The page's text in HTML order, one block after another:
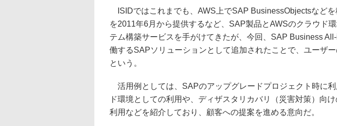
ISIDではこれまでも、AWS上でSAP BusinessObjectsなどを
を2011年6月から提供するなど、SAP製品とAWSのクラウド
テム構築サービスを手がけてきたが、今回、SAP Business
働するSAPソリューションとして追加されたことで、ユーザ
という。
活用例としては、SAPのアップグレードプロジェクト時に
ド環境としての利用や、ディザスタリカバリ（災害対策）向
利用などを紹介しており、顧客への提案を進める意向だ。